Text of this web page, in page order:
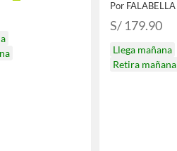
Por FALABELLA
S/ 179.90
Llega mañana
Retira mañana